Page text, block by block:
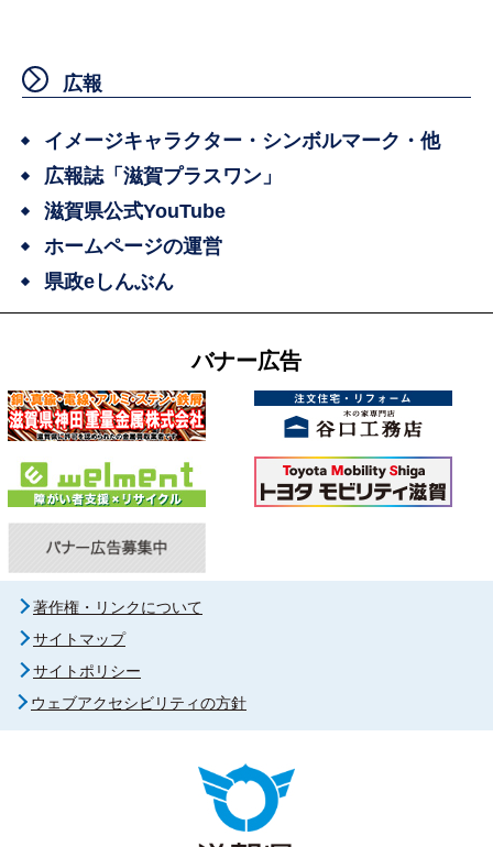
広報
イメージキャラクター・シンボルマーク・他
広報誌「滋賀プラスワン」
滋賀県公式YouTube
ホームページの運営
県政eしんぶん
バナー広告
著作権・リンクについて
サイトマップ
サイトポリシー
ウェブアクセシビリティの方針